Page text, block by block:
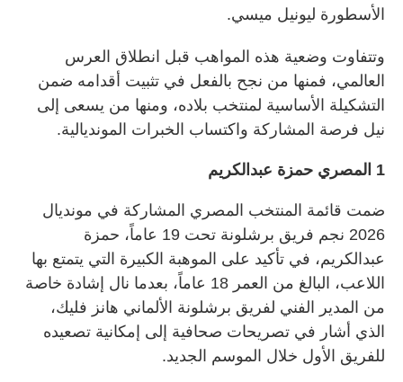
الأسطورة ليونيل ميسي.
وتتفاوت وضعية هذه المواهب قبل انطلاق العرس
العالمي، فمنها من نجح بالفعل في تثبيت أقدامه ضمن
التشكيلة الأساسية لمنتخب بلاده، ومنها من يسعى إلى
نيل فرصة المشاركة واكتساب الخبرات المونديالية.
1 المصري حمزة عبدالكريم
ضمت قائمة المنتخب المصري المشاركة في مونديال
2026 نجم فريق برشلونة تحت 19 عاماً، حمزة
عبدالكريم، في تأكيد على الموهبة الكبيرة التي يتمتع بها
اللاعب، البالغ من العمر 18 عاماً، بعدما نال إشادة خاصة
من المدير الفني لفريق برشلونة الألماني هانز فليك،
الذي أشار في تصريحات صحافية إلى إمكانية تصعيده
للفريق الأول خلال الموسم الجديد.